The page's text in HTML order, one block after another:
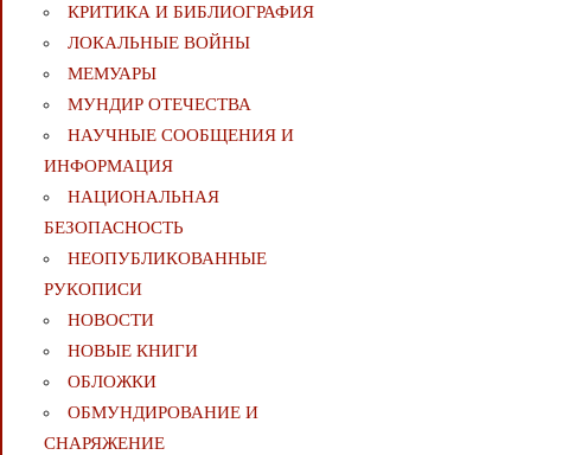
КРИТИКА И БИБЛИОГРАФИЯ
ЛОКАЛЬНЫЕ ВОЙНЫ
МЕМУАРЫ
МУНДИР ОТЕЧЕСТВА
НАУЧНЫЕ СООБЩЕНИЯ И
ИНФОРМАЦИЯ
НАЦИОНАЛЬНАЯ
БЕЗОПАСНОСТЬ
НЕОПУБЛИКОВАННЫЕ
РУКОПИСИ
НОВОСТИ
НОВЫЕ КНИГИ
ОБЛОЖКИ
ОБМУНДИРОВАНИЕ И
СНАРЯЖЕНИЕ